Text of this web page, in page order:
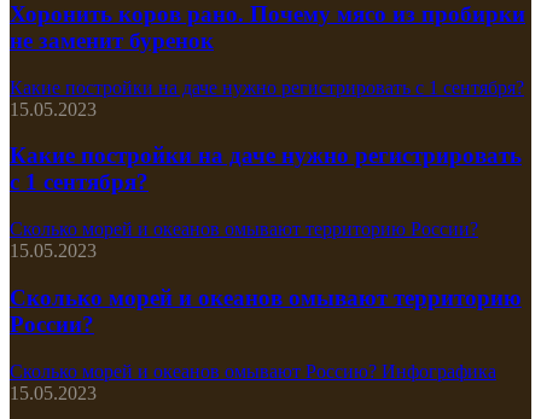
Хоронить коров рано. Почему мясо из пробирки
не заменит буренок
Какие постройки на даче нужно регистрировать с 1 сентября?
15.05.2023
Какие постройки на даче нужно регистрировать
с 1 сентября?
Сколько морей и океанов омывают территорию России?
15.05.2023
Сколько морей и океанов омывают территорию
России?
Сколько морей и океанов омывают Россию? Инфографика
15.05.2023